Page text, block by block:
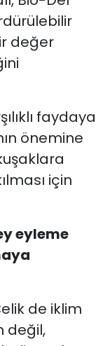
değer
faydaya
önemine
için
eyleme
de iklim
değil,